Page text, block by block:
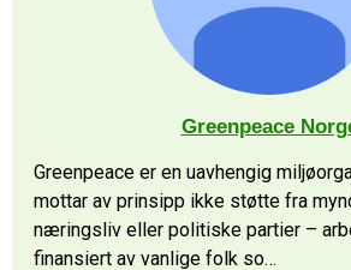
Greenpeace
Greenpeace er en uavhengig
mottar av prinsipp ikke støtte fra
næringsliv eller politiske partier –
finansiert av vanlige folk so…